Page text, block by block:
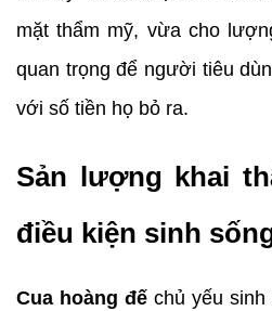
mặt thẩm mỹ, vừa cho
quan trọng để người tiêu
với số tiền họ bỏ ra.
Sản lượng khai
điều kiện sinh
Cua hoàng đế chủ yếu